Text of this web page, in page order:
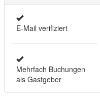
E-Mail verifiziert
Mehrfach Buchungen
als Gastgeber